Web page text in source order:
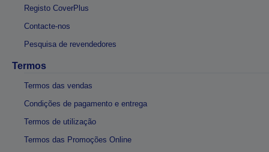
Registo CoverPlus
Contacte-nos
Pesquisa de revendedores
Termos
Termos das vendas
Condições de pagamento e entrega
Termos de utilização
Termos das Promoções Online